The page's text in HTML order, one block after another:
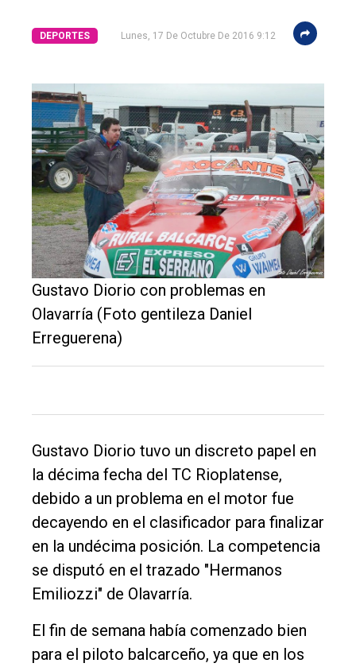
El
único
DIARIO
Balcarce
Tendencia
Int.
General
Política
Cultura
Entrevistas
Rural
Deportes
Fúnebres
DEPORTES Lunes, 17 De Octubre De 2016 9:12
Gustavo Diorio con problemas en
Olavarría (Foto gentileza Daniel
Erreguerena)
Gustavo Diorio tuvo un discreto papel en
la décima fecha del TC Rioplatense,
debido a un problema en el motor fue
decayendo en el clasificador para finalizar
en la undécima posición. La competencia
se disputó en el trazado "Hermanos
Emiliozzi" de Olavarría.
El fin de semana había comenzado bien
para el piloto balcarceño, ya que en los